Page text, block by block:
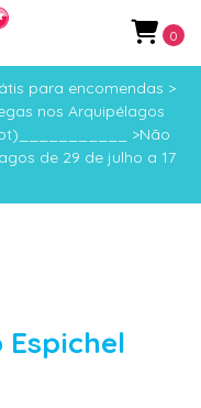
para encomendas >
nos Arquipélagos
>Não
de 29 de julho a 17
0
Espichel